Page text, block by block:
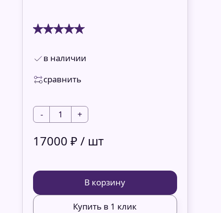
в наличии
сравнить
17000 ₽ / шт
- 1 +
В корзину
Купить в 1 клик